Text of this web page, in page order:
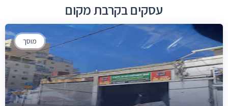
עסקים בקרבת מקום
מוסך